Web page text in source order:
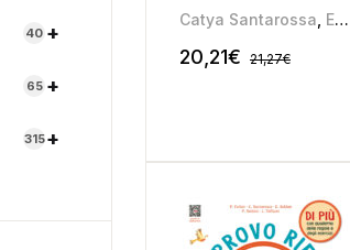
Catya Santarossa Elena Soldan
20,21€ 21,27€
+
40
+
65
+
315